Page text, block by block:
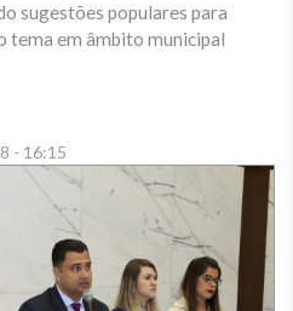
sugestões populares para
tema em âmbito municipal
- 16:15